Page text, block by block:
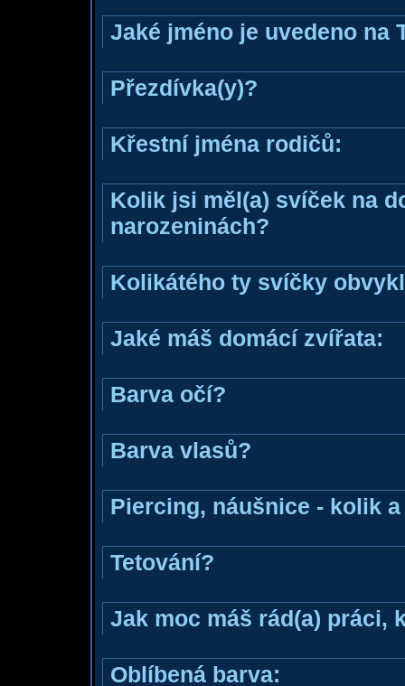
Jaké jméno je uvedeno na
Přezdívka(y)?
Křestní jména rodičů:
Kolik jsi měl(a) svíček na
narozeninách?
Kolikátého ty svíčky
Jaké máš domácí zvířata:
Barva očí?
Barva vlasů?
Piercing, náušnice - kolik
Tetování?
Jak moc máš rád(a) práci,
Oblíbená barva: